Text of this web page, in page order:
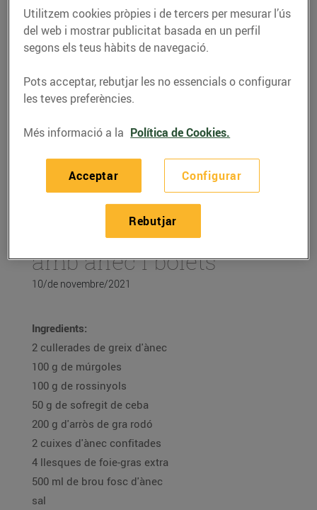
Arròs de muntanya
amb ànec i bolets
10/de novembre/2021
Ingredients:
2 cullerades de greix d'ànec
100 g de múrgoles
100 g de rossinyols
50 g de sofregit de ceba
200 g d'arròs de gra rodó
2 cuixes d'ànec confitades
4 llesques de foie-gras extra
500 ml de brou fosc d'ànec
sal
Utilitzem cookies pròpies i de tercers per mesurar l’ús
del web i mostrar publicitat basada en un perfil
segons els teus hàbits de navegació.
Pots acceptar, rebutjar les no essencials o configurar
les teves preferències.
Més informació a la Política de Cookies.
Configurar
Rebutjar
Acceptar